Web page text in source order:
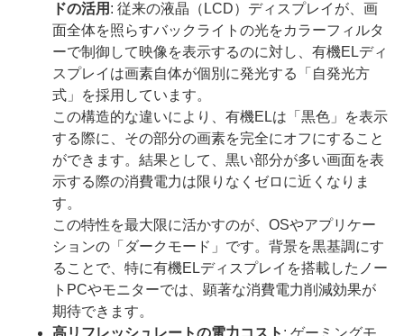
ドの活用 : 従来の液晶（LCD）ディスプレイが、画
面全体を照らすバックライトの光をカラーフィルタ
ーで制御して映像を表示するのに対し、有機ELディ
スプレイは画素自体が個別に発光する「自発光方
式」を採用しています。
この構造的な違いにより、有機ELは「黒色」を表示
する際に、その部分の画素を完全にオフにすること
ができます。結果として、黒い部分が多い画面を表
示する際の消費電力は限りなくゼロに近くなりま
す。
この特性を最大限に活かすのが、OSやアプリケー
ションの「ダークモード」です。背景を黒基調にす
ることで、特に有機ELディスプレイを搭載したノー
トPCやモニターでは、顕著な消費電力削減効果が
期待できます。
高リフレッシュレートの電力コスト : ゲーミングモ